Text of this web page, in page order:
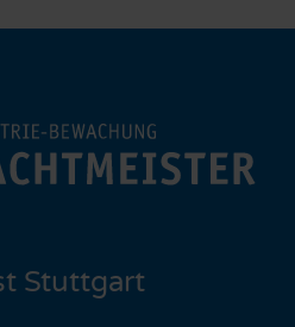
Stuttgart